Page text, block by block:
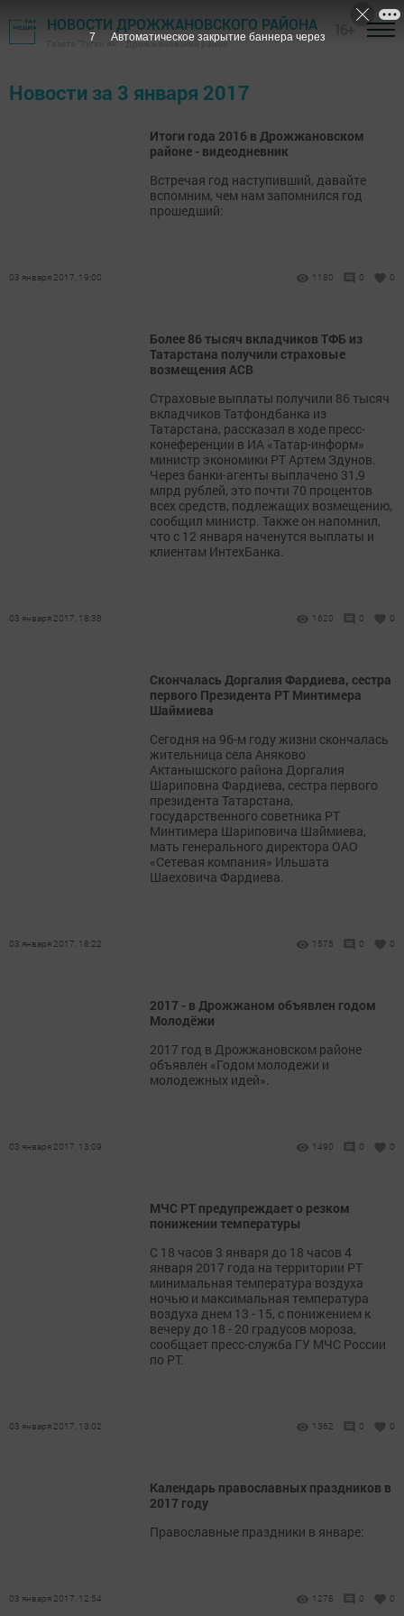
НОВОСТИ ДРОЖЖАНОВСКОГО РАЙОНА
Газета "Туган як" - Дрожжановский район
Новости за 3 января 2017
Итоги года 2016 в Дрожжановском
районе - видеодневник
Встречая год наступивший, давайте
вспомним, чем нам запомнился год
прошедший:
03 января 2017, 19:00 1180 0 0
Более 86 тысяч вкладчиков ТФБ из
Татарстана получили страховые
возмещения АСВ
Страховые выплаты получили 86 тысяч
вкладчиков Татфондбанка из
Татарстана, рассказал в ходе пресс-
конеференции в ИА «Татар-информ»
министр экономики РТ Артем Здунов.
Через банки-агенты выплачено 31,9
млрд рублей, это почти 70 процентов
всех средств, подлежащих возмещению,
сообщил министр. Также он напомнил,
что с 12 января наченутся выплаты и
клиентам ИнтехБанка.
03 января 2017, 18:38 1620 0 0
Скончалась Доргалия Фардиева, сестра
первого Президента РТ Минтимера
Шаймиева
Сегодня на 96-м году жизни скончалась
жительница села Аняково
Актанышского района Доргалия
Шариповна Фардиева, сестра первого
президента Татарстана,
государственного советника РТ
Минтимера Шариповича Шаймиева,
мать генерального директора ОАО
«Сетевая компания» Ильшата
Шаеховича Фардиева.
03 января 2017, 18:22 1575 0 0
2017 - в Дрожжаном объявлен годом
Молодёжи
2017 год в Дрожжановском районе
объявлен «Годом молодежи и
молодежных идей».
03 января 2017, 13:09 1490 0 0
МЧС РТ предупреждает о резком
понижении температуры
С 18 часов 3 января до 18 часов 4
января 2017 года на территории РТ
минимальная температура воздуха
ночью и максимальная температура
воздуха днем 13 - 15, с понижением к
вечеру до 18 - 20 градусов мороза,
сообщает пресс-служба ГУ МЧС России
по РТ.
03 января 2017, 13:02 1362 0 0
Календарь православных праздников в
2017 году
Православные праздники в январе:
03 января 2017, 12:54 1278 0 0
7 Автоматическое закрытие баннера через